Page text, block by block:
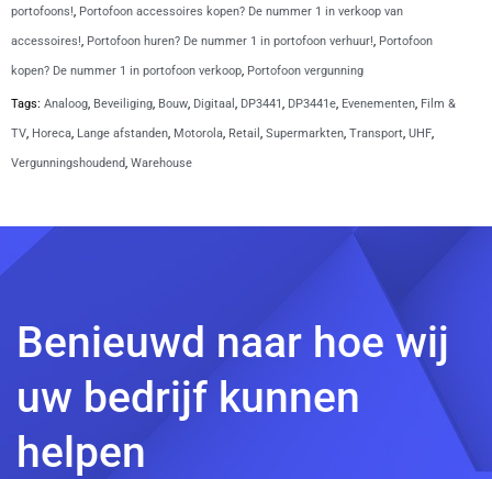
portofoons!, Portofoon accessoires kopen? De nummer 1 in verkoop van
accessoires!, Portofoon huren? De nummer 1 in portofoon verhuur!, Portofoon
kopen? De nummer 1 in portofoon verkoop, Portofoon vergunning
Tags: Analoog, Beveiliging, Bouw, Digitaal , DP3441 , DP3441e, Evenementen, Film &
TV, Horeca, Lange afstanden, Motorola, Retail , Supermarkten, Transport, UHF,
Vergunningshoudend, Warehouse
Benieuwd naar hoe wij
uw bedrijf kunnen
helpen